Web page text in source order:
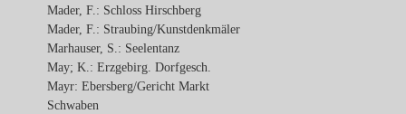
Mader, F.: Schloss Hirschberg
Mader, F.: Straubing/Kunstdenkmäler
Marhauser, S.: Seelentanz
May; K.: Erzgebirg. Dorfgesch.
Mayr: Ebersberg/Gericht Markt
Schwaben